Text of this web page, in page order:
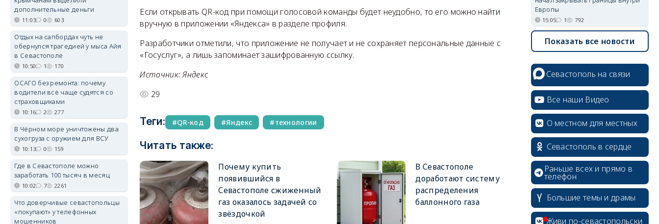
Если открывать QR-код при помощи голосовой команды будет неудобно, то его можно найти
вручную в приложении «Яндекса» в разделе профиля.
Разработчики отметили, что приложение не получает и не сохраняет персональные данные с
«Госуслуг», а лишь запоминает зашифрованную ссылку.
Источник: Яндекс
29
Теги: QR-код Яндекс технологии
Читать также:
Почему купить
появившийся в
Севастополе сжиженный
газ оказалось задачей со
звёздочкой
В Севастополе
доработают систему
распределения
баллонного газа
дополнительные деньги
11:03 0 603
Отдых на сапбордах чуть не
обернулся трагедией у мыса Айя
в Севастополе
10:50 1 170
ОСАГО без ремонта: почему
водители всё чаще судятся со
страховщиками
10:16 2 277
В Чёрном море уничтожены два
сухогруза с оружием для ВСУ
10:13 0 159
Где в Севастополе можно
заработать 100 тысяч в месяц
10:02 7 2261
Что доверчивые севастопольцы
«покупают» у телефонных
мошенников
Европы
15:05 1 792
Показать все новости
Севастополь на связи
Все наши Видео
О местном для местных
Севастополь в сердце
Раньше всех и прямо в
телефон
Большие темы и драмы
Живи по-севастопольски
erid: 2SDnjcrDNw6